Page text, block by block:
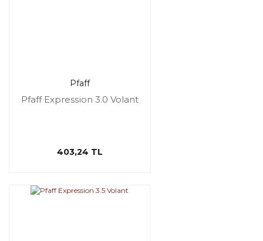
Pfaff
Pfaff Expression 3.0 Volant
403,24 TL